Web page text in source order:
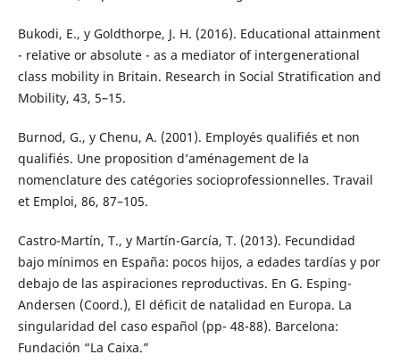
Bukodi, E., y Goldthorpe, J. H. (2016). Educational attainment
- relative or absolute - as a mediator of intergenerational
class mobility in Britain. Research in Social Stratification and
Mobility, 43, 5–15.
Burnod, G., y Chenu, A. (2001). Employés qualifiés et non
qualifiés. Une proposition d’aménagement de la
nomenclature des catégories socioprofessionnelles. Travail
et Emploi, 86, 87–105.
Castro-Martín, T., y Martín-García, T. (2013). Fecundidad
bajo mínimos en España: pocos hijos, a edades tardías y por
debajo de las aspiraciones reproductivas. En G. Esping-
Andersen (Coord.), El déficit de natalidad en Europa. La
singularidad del caso español (pp- 48-88). Barcelona:
Fundación “La Caixa.”